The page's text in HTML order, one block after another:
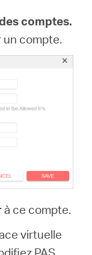
comptes.
un compte.
à ce compte.
virtuelle